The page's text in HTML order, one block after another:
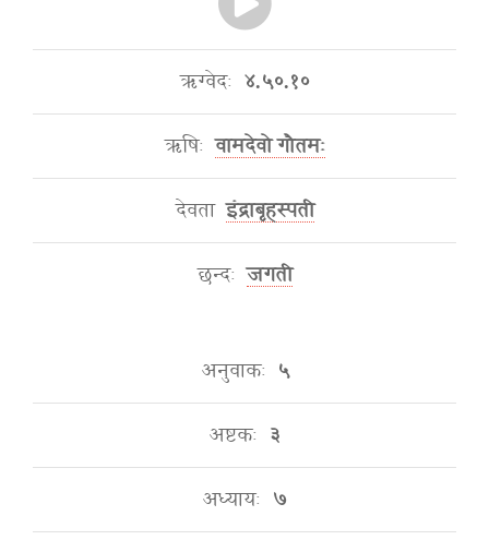
ऋग्वेदः ४.५०.१०
ऋषिः वामदेवो गौतमः
देवता इंद्राबृहस्पती
छन्दः जगती
अनुवाकः ५
अष्टकः ३
अध्यायः ७